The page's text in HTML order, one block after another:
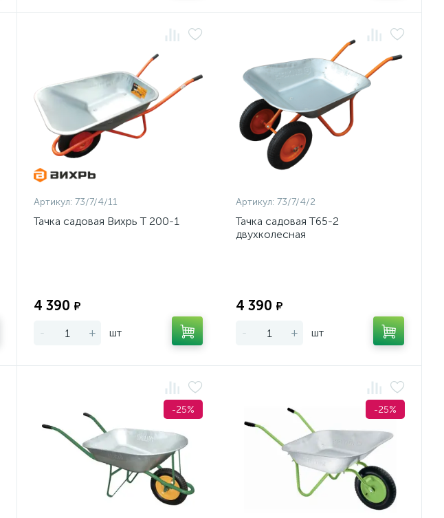
Артикул: 73/7/4/11
Тачка садовая Вихрь Т 200-1
4 390 ₽
- + шт
Артикул: 73/7/4/2
Тачка садовая Т65-2
двухколесная
4 390 ₽
- + шт
-25% -25%